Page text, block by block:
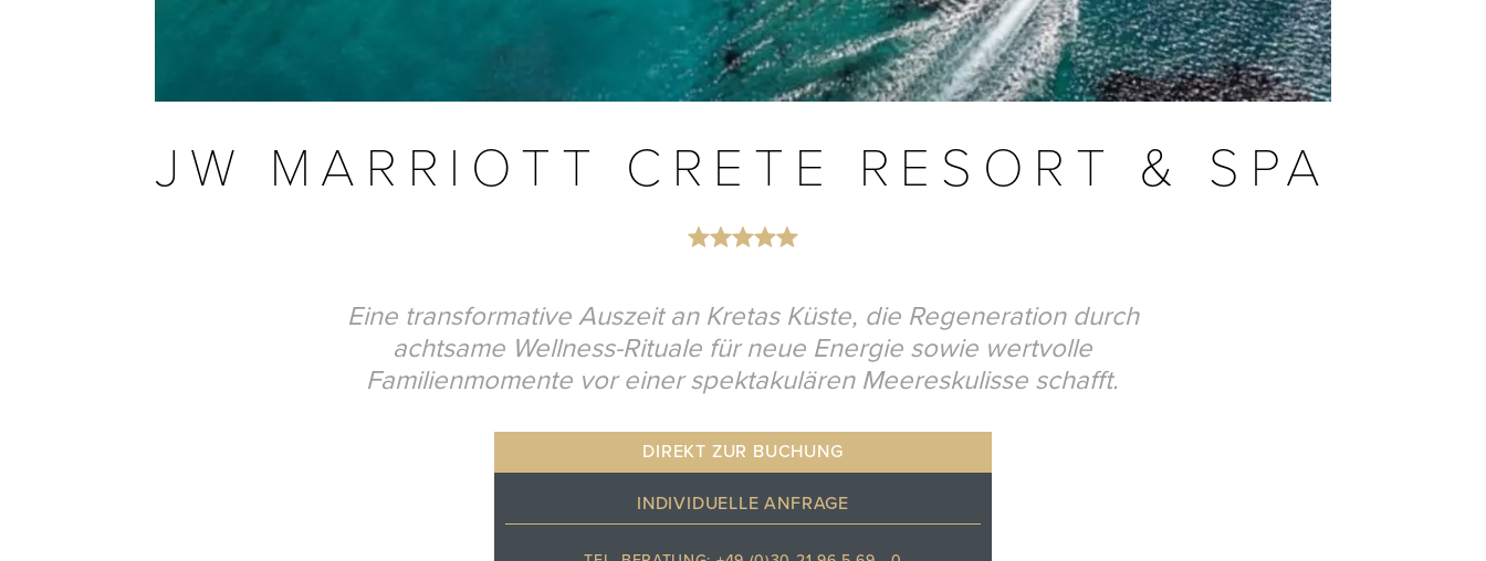
JW MARRIOTT CRETE RESORT & SPA
Eine transformative Auszeit an Kretas Küste, die Regeneration durch
achtsame Wellness-Rituale für neue Energie sowie wertvolle
Familienmomente vor einer spektakulären Meereskulisse schafft.
DIREKT ZUR BUCHUNG
INDIVIDUELLE ANFRAGE